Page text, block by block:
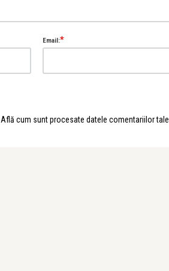
Email:*
Află cum sunt procesate datele comentariilor tale